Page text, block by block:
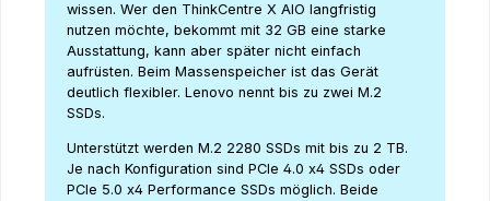
wissen. Wer den ThinkCentre X AIO langfristig
nutzen möchte, bekommt mit 32 GB eine starke
Ausstattung, kann aber später nicht einfach
aufrüsten. Beim Massenspeicher ist das Gerät
deutlich flexibler. Lenovo nennt bis zu zwei M.2
SSDs.
Unterstützt werden M.2 2280 SSDs mit bis zu 2 TB.
Je nach Konfiguration sind PCIe 4.0 x4 SSDs oder
PCIe 5.0 x4 Performance SSDs möglich. Beide